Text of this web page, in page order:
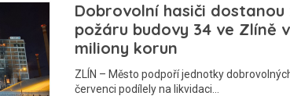
Dobrovolní hasiči dostanou
požáru budovy 34 ve Zlíně
miliony korun
ZLÍN – Město podpoří jednotky
červenci podílely na likvidaci…